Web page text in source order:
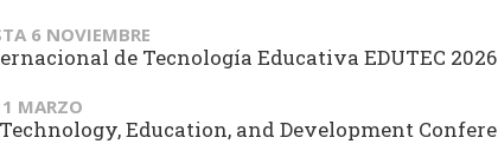
6 NOVIEMBRE
de Tecnología Educativa EDUTEC 2026
MARZO
Education, and Development